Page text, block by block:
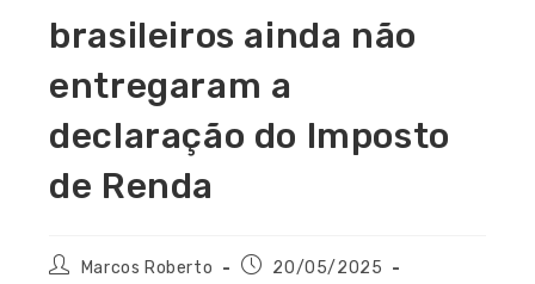
brasileiros ainda não
entregaram a
declaração do Imposto
de Renda
Marcos Roberto
20/05/2025